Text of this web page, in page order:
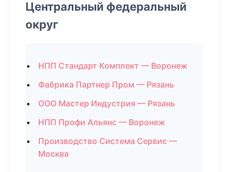
Центральный федеральный
округ
НПП Стандарт Комплект — Воронеж
Фабрика Партнер Пром — Рязань
ООО Мастер Индустрия — Рязань
НПП Профи Альянс — Воронеж
Производство Система Сервис —
Москва